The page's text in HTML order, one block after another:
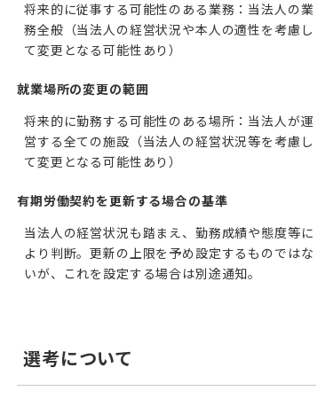
将来的に従事する可能性のある業務：当法人の業
務全般（当法人の経営状況や本人の適性を考慮し
て変更となる可能性あり）
就業場所の変更の範囲
将来的に勤務する可能性のある場所：当法人が運
営する全ての施設（当法人の経営状況等を考慮し
て変更となる可能性あり）
有期労働契約を更新する場合の基準
当法人の経営状況も踏まえ、勤務成績や態度等に
より判断。更新の上限を予め設定するものではな
いが、これを設定する場合は別途通知。
選考について